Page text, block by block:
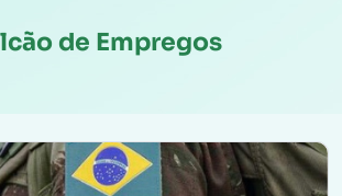
de Empregos